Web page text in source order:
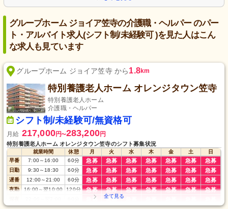
グループホーム ジョイア笠寺の介護職・ヘルパー のパー
ト・アルバイト求人(シフト制/未経験可 )を見た人はこん
な求人も見ています
グループホーム ジョイア笠寺 から1.8km
特別養護老人ホーム オレンジタウン笠寺
特別養護老人ホーム
介護職・ヘルパー
シフト制/未経験可/無資格可
月給 217,000円〜283,200円
特別養護老人ホーム オレンジタウン笠寺のシフト募集状況
就業時間 休憩 月 火 水 木 金 土
日
早番
7:00～ 16:00 60分 急募 急募 急募 急募 急募 急募 急募
日勤 9:30～ 18:30 60分 急募 急募 急募 急募 急募 急募 急募
遅番 12:00～21:00 60分 急募 急募 急募 急募 急募 急募 急募
夜勤 16:00 ～翌10:00 120分 急募 急募 急募 急募 急募 急募 急募
急募 急募